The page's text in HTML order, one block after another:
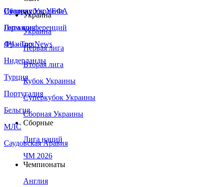
Сборная Украины
Италия
Германия
Франция
Нидерланды
Турция
Португалия
Бельгия
МЛС
Саудовская Аравия
Суперкубок УЕФА
Лига конференций
ЛЧ - Top News
Украина
Украина
Первая лига
Вторая лига
Кубок Украины
Суперкубок Украины
Сборная Украины
Сборные
Лига наций
ЧМ 2026
Чемпионаты
Англия